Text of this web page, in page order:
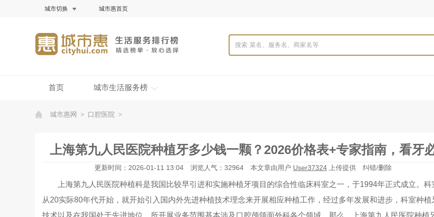
城市切换 城市惠首页
首页 城市生活服务榜
城市惠网 > 口腔医院 >
上海第九人民医院种植牙多少钱一颗？2026价格表+专家指南，看牙
备！
更新时间：2026-01-11 13:04 浏览人气：32964 本文章由用户 User37324 上传提供 纠错/删除
上海第九人民医院种植科是我国比较早引进和实施种植牙项目的综合性临床科室之一，于1994年正式成立。科
从20实际80年代开始，就开始引入国内外先进种植技术理念来开展相应种植工作，经过多年发展和进步，科室种植